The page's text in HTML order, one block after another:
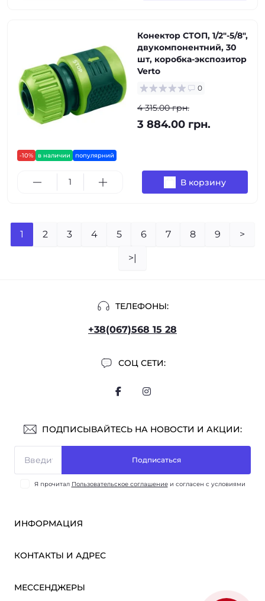
-10% в наличии популярний
Конектор СТОП, 1/2"-5/8",
двукомпонентний, 30
шт, коробка-экспозитор
Verto
0
4 315.00 грн.
3 884.00 грн.
В корзину
1 2 3 4 5 6 7 8 9 >
>|
ТЕЛЕФОНЫ:
+38(067)568 15 28
СОЦ СЕТИ:
ПОДПИСЫВАЙТЕСЬ НА НОВОСТИ И АКЦИИ:
Подписаться
Я прочитал Пользовательское соглашениеи согласен с условиями
ИНФОРМАЦИЯ
ОПТ
О нас
КОНТАКТЫ И АДРЕС
МЕССЕНДЖЕРЫ